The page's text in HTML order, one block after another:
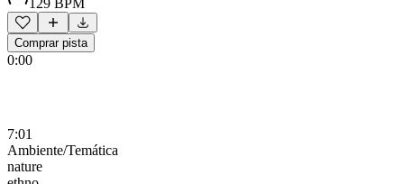
Comprar pista
0:00
7:01
Ambiente/Temática
nature